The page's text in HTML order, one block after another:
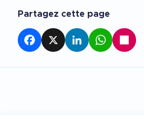
Partagez cette page
Facebook LinkedInWhatsAppPartager